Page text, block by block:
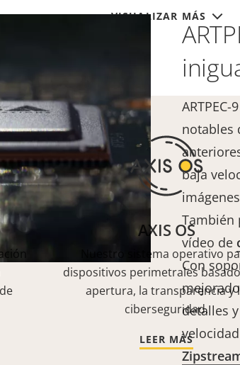
VISUALIZAR MÁS
notables
baja
También
vídeo de
Con
detalles
AXIS OS
Nuestro sistema operativo
dispositivos perimetrales
apertura, la transparencia y
ciberseguridad.
LEER MÁS